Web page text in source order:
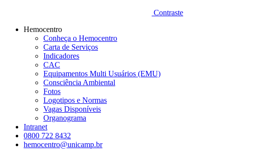
Contraste
Hemocentro
Conheça o Hemocentro
Carta de Serviços
Indicadores
CAC
Equipamentos Multi Usuários (EMU)
Consciência Ambiental
Fotos
Logotipos e Normas
Vagas Disponíveis
Organograma
Intranet
0800 722 8432
hemocentro@unicamp.br